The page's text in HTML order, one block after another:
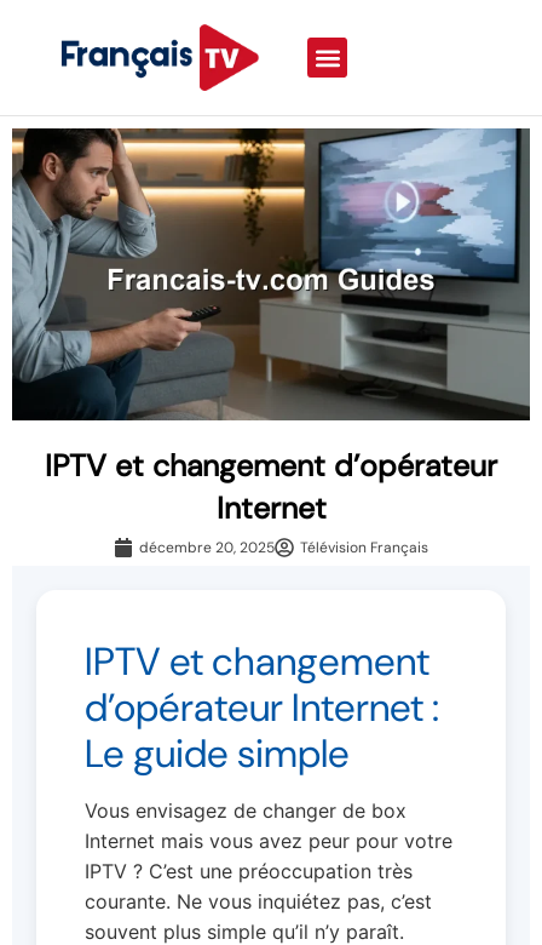
IPTV et changement d’opérateur
Internet
décembre 20, 2025 Télévision Français
IPTV et changement
d’opérateur Internet :
Le guide simple
Vous envisagez de changer de box
Internet mais vous avez peur pour votre
IPTV ? C’est une préoccupation très
courante. Ne vous inquiétez pas, c’est
souvent plus simple qu’il n’y paraît.